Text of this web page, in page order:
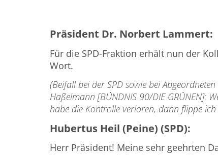
Präsident Dr. Norbert Lammert:
Für die SPD-Fraktion erhält nun der
Wort.
(Beifall bei der SPD sowie bei
Haßelmann [BÜND­NIS 90/DIE GRÜNEN]:
habe die Kontrolle verloren, dann flippe ich
Hubertus Heil (Peine) (SPD):
Herr Präsident! Meine sehr geehrten